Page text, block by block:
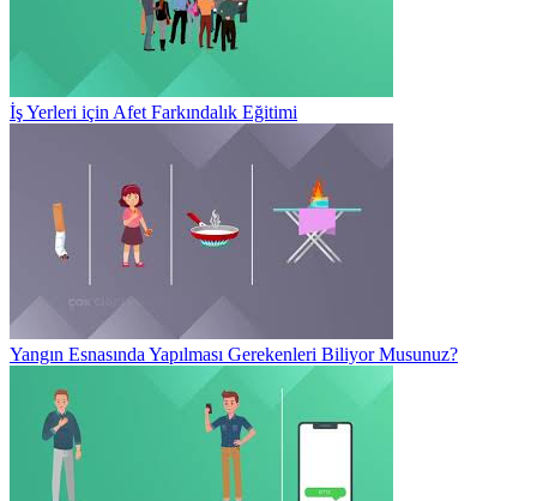
İş Yerleri için Afet Farkındalık Eğitimi
Yangın Esnasında Yapılması Gerekenleri Biliyor Musunuz?